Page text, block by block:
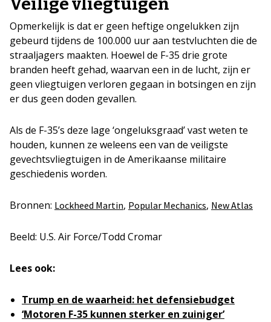
Opmerkelijk is dat er geen heftige ongelukken zijn
gebeurd tijdens de 100.000 uur aan testvluchten die de
straaljagers maakten. Hoewel de F-35 drie grote
branden heeft gehad, waarvan een in de lucht, zijn er
geen vliegtuigen verloren gegaan in botsingen en zijn
er dus geen doden gevallen.
Als de F-35’s deze lage ‘ongeluksgraad’ vast weten te
houden, kunnen ze weleens een van de veiligste
gevechtsvliegtuigen in de Amerikaanse militaire
geschiedenis worden.
Bronnen: Lockheed Martin, Popular Mechanics, New Atlas
Beeld: U.S. Air Force/Todd Cromar
Lees ook:
Trump en de waarheid: het defensiebudget
‘Motoren F-35 kunnen sterker en zuiniger’